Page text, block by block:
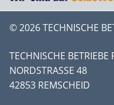
© 2026 TECHNISCHE
TECHNISCHE BETRIEBE
NORDSTRASSE 48
42853 REMSCHEID